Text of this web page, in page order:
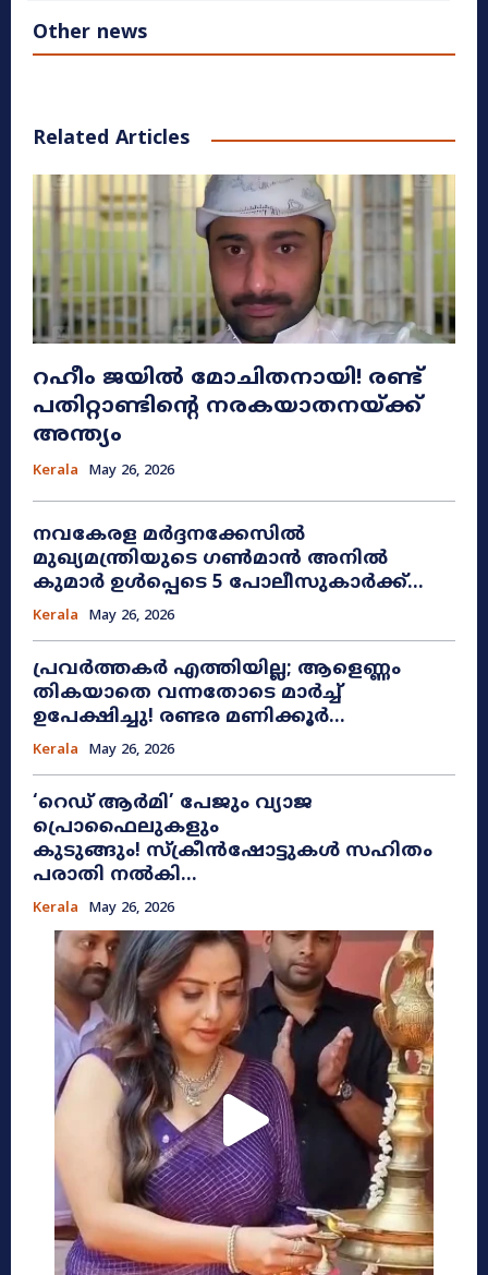
Other news
Related Articles
റഹീം ജയിൽ മോചിതനായി! രണ്ട്
പതിറ്റാണ്ടിന്റെ നരകയാതനയ്ക്ക്
അന്ത്യം
Kerala May 26, 2026
നവകേരള മർദ്ദനക്കേസിൽ
മുഖ്യമന്ത്രിയുടെ ഗൺമാൻ അനിൽ
കുമാർ ഉൾപ്പെടെ 5 പോലീസുകാർക്ക്...
Kerala May 26, 2026
പ്രവർത്തകർ എത്തിയില്ല; ആളെണ്ണം
തികയാതെ വന്നതോടെ മാർച്ച്
ഉപേക്ഷിച്ചു! രണ്ടര മണിക്കൂർ...
Kerala May 26, 2026
​‘റെഡ് ആർമി’ പേജും വ്യാജ
പ്രൊഫൈലുകളും
കുടുങ്ങും! സ്ക്രീൻഷോട്ടുകൾ സഹിതം
പരാതി നൽകി...
Kerala May 26, 2026